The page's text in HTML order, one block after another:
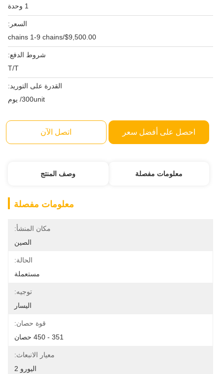
1 وحدة
السعر:
$9,500.00/chains 1-9 chains
شروط الدفع:
T/T
القدرة على التوريد:
300unit/ يوم
احصل على أفضل سعر اتصل الآن
معلومات مفصلة وصف المنتج
معلومات مفصلة
مكان المنشأ:
الصين
الحالة:
مستعملة
توجيه:
اليسار
قوة حصان:
351 - 450 حصان
معيار الانبعاث:
اليورو 2